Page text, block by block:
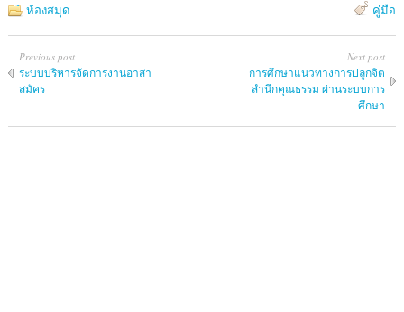
คู่มือ
ห้องสมุด
Previous post
ระบบบริหารจัดการงานอาสา
สมัคร
Next post
การศึกษาแนวทางการปลูกจิต
สำนึกคุณธรรม ผ่านระบบการ
ศึกษา